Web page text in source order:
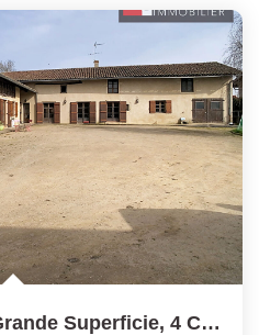
Corps De Ferme De Grande Superficie, 4 Chambres +...